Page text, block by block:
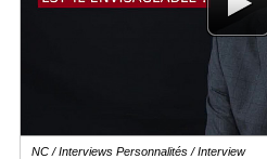
NC / Interviews Personnalités / Interview